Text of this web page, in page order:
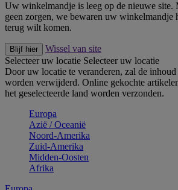
Uw winkelmandje is leeg op de nieuwe site.
geen zorgen, we bewaren uw winkelmandje
terug wilt komen.
Blijf hier
Wissel van site
Selecteer uw locatie Selecteer uw locatie
Door uw locatie te veranderen, zal de
worden verwijderd. Online gekochte
het geselecteerde land worden verzonden.
Europa
Aziё / Oceaniё
Noord-Amerika
Zuid-Amerika
Midden-Oosten
Afrika